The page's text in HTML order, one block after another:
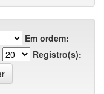
Em ordem:
Registro(s):